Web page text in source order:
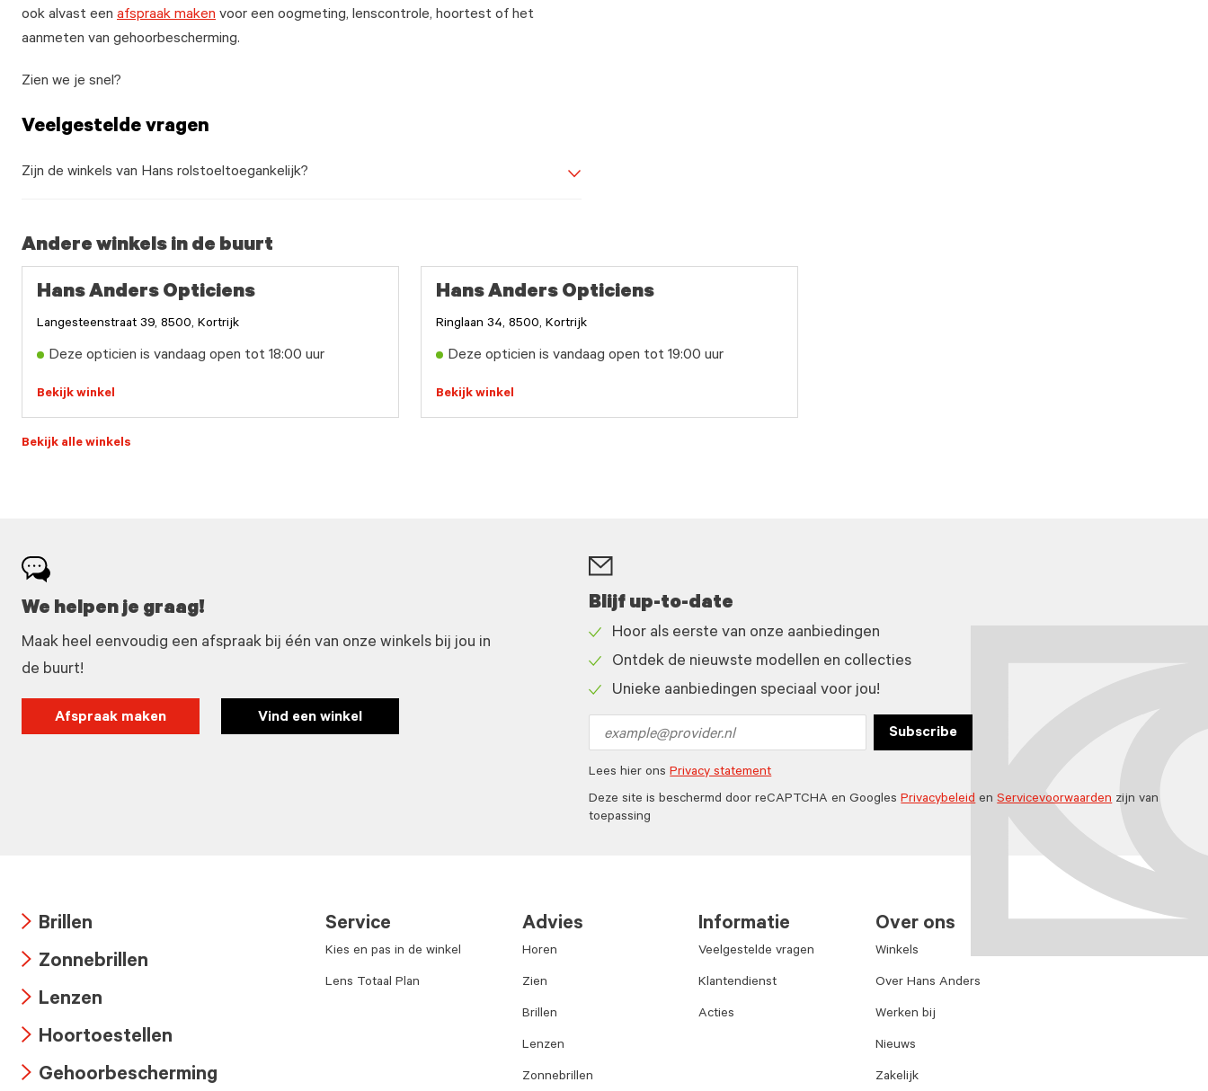
ook alvast een afspraak maken voor een oogmeting, lenscontrole, hoortest of het
aanmeten van gehoorbescherming.
Zien we je snel?
Veelgestelde vragen
Zijn de winkels van Hans rolstoeltoegankelijk?
Andere winkels in de buurt
Hans Anders Opticiens
Langesteenstraat 39, 8500, Kortrijk
Deze opticien is vandaag open tot 18:00 uur
Bekijk winkel
Hans Anders Opticiens
Ringlaan 34, 8500, Kortrijk
Deze opticien is vandaag open tot 19:00 uur
Bekijk winkel
Bekijk alle winkels
We helpen je graag!
Maak heel eenvoudig een afspraak bij één van onze winkels bij jou in
de buurt!
Afspraak maken Vind een winkel
Blijf up-to-date
icon
Hoor als eerste van onze aanbiedingen
icon
Ontdek de nieuwste modellen en collecties
Unieke aanbiedingen speciaal voor jou!
address
Subscribe
Lees hier onsPrivacy statement
Deze site is beschermd door reCAPTCHA en GooglesPrivacybeleidenServicevoorwaardenzijn van
toepassing
icon
Brillen
icon
Zonnebrillen
icon
Lenzen
icon
Hoortoestellen
Gehoorbescherming
Service
Kies en pas in de winkel
Lens Totaal Plan
Advies
Horen
Zien
Brillen
Lenzen
Zonnebrillen
Informatie
Veelgestelde vragen
Klantendienst
Acties
Over ons
Winkels
Over Hans Anders
Werken bij
Nieuws
Zakelijk